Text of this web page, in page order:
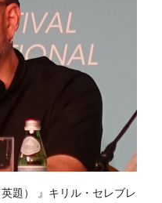
題） 』キリル・セレブレ